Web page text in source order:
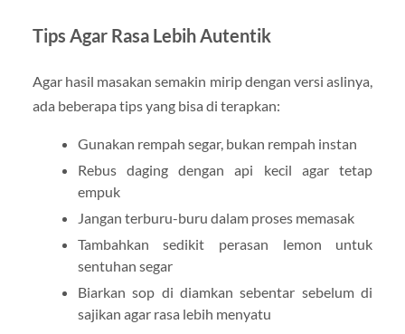
Tips Agar Rasa Lebih Autentik
Agar hasil masakan semakin mirip dengan versi aslinya,
ada beberapa tips yang bisa di terapkan:
Gunakan rempah segar, bukan rempah instan
Rebus daging dengan api kecil agar tetap
empuk
Jangan terburu-buru dalam proses memasak
Tambahkan sedikit perasan lemon untuk
sentuhan segar
Biarkan sop di diamkan sebentar sebelum di
sajikan agar rasa lebih menyatu